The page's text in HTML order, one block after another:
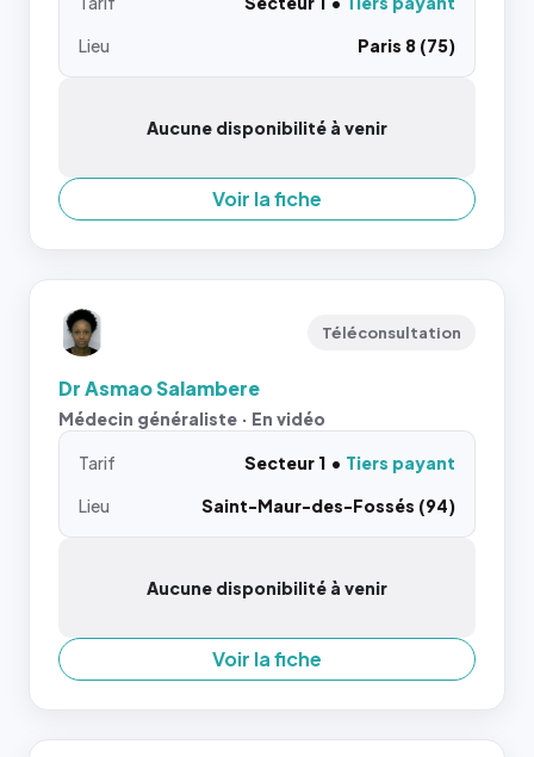
Lieu
Paris 8 (75)
Aucune disponibilité à venir
Voir la fiche
Téléconsultation
Dr Asmao Salambere
Médecin généraliste · En vidéo
Tarif Secteur 1
Tiers payant
Lieu
Saint-Maur-des-Fossés (94)
Aucune disponibilité à venir
Voir la fiche